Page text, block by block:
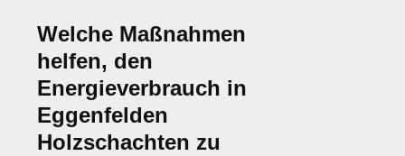
Welche Maßnahmen
helfen, den
Energieverbrauch in
Eggenfelden
Holzschachten zu